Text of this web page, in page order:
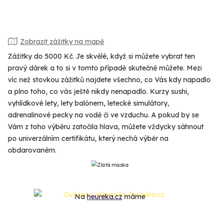
Zobrazit zážitky na mapě
Zážitky do 5000 Kč. Je skvělé, když si můžete vybrat ten
pravý dárek a to si v tomto případě skutečně můžete. Mezi
víc než stovkou zážitků najdete všechno, co Vás kdy napadlo
a plno toho, co vás ještě nikdy nenapadlo. Kurzy sushi,
vyhlídkové lety, lety balónem, letecké simulátory,
adrenalinové pecky na vodě či ve vzduchu. A pokud by se
Vám z toho výběru zatočila hlava, můžete vždycky sáhnout
po univerzálním certifikátu, který nechá výběr na
obdarovaném.
Naheureka.czmáme